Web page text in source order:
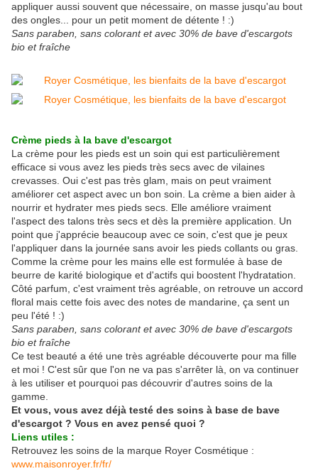
appliquer aussi souvent que nécessaire, on masse jusqu'au bout
des ongles... pour un petit moment de détente ! :)
Sans paraben, sans colorant et avec 30% de bave d'escargots
bio et fraîche
Crème pieds à la bave d'escargot
La crème pour les pieds est un soin qui est particulièrement
efficace si vous avez les pieds très secs avec de vilaines
crevasses. Oui c'est pas très glam, mais on peut vraiment
améliorer cet aspect avec un bon soin. La crème a bien aider à
nourrir et hydrater mes pieds secs. Elle améliore vraiment
l'aspect des talons très secs et dès la première application. Un
point que j'apprécie beaucoup avec ce soin, c'est que je peux
l'appliquer dans la journée sans avoir les pieds collants ou gras.
Comme la crème pour les mains elle est formulée à base de
beurre de karité biologique et d'actifs qui boostent l'hydratation.
Côté parfum, c'est vraiment très agréable, on retrouve un accord
floral mais cette fois avec des notes de mandarine, ça sent un
peu l'été ! :)
Sans paraben, sans colorant et avec 30% de bave d'escargots
bio et fraîche
Ce test beauté a été une très agréable découverte pour ma fille
et moi ! C'est sûr que l'on ne va pas s'arrêter là, on va continuer
à les utiliser et pourquoi pas découvrir d'autres soins de la
gamme.
Et vous, vous avez déjà testé des soins à base de bave
d'escargot ? Vous en avez pensé quoi ?
Liens utiles :
Retrouvez les soins de la marque Royer Cosmétique :
www.maisonroyer.fr/fr/